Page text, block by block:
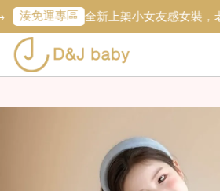
區 全新上架小女友感女裝，老公最愛 →